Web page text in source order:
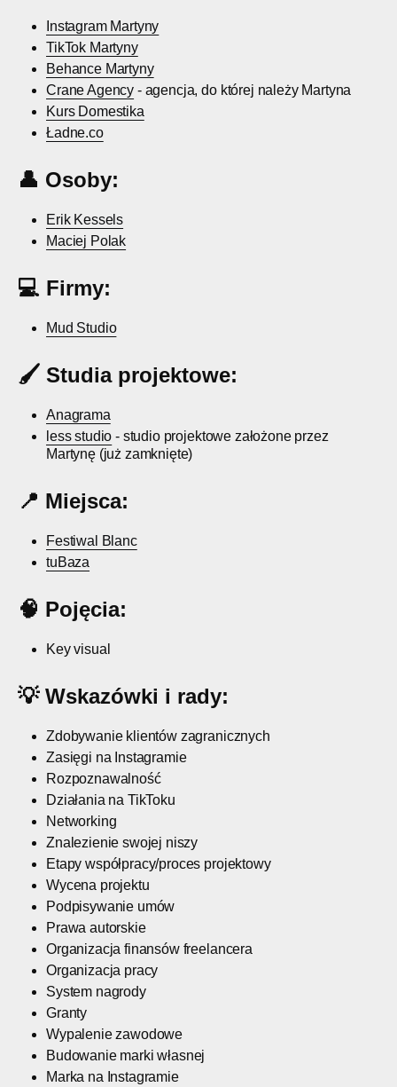
Instagram Martyny
TikTok Martyny
Behance Martyny
Crane Agency - agencja, do której należy Martyna
Kurs Domestika
Ładne.co
👤 Osoby:
Erik Kessels
Maciej Polak
💻 Firmy:
Mud Studio
🖌️ Studia projektowe:
Anagrama
less studio - studio projektowe założone przez
Martynę (już zamknięte)
📍 Miejsca:
Festiwal Blanc
tuBaza
🧠 Pojęcia:
Key visual
💡Wskazówki i rady:
Zdobywanie klientów zagranicznych
Zasięgi na Instagramie
Rozpoznawalność
Działania na TikToku
Networking
Znalezienie swojej niszy
Etapy współpracy/proces projektowy
Wycena projektu
Podpisywanie umów
Prawa autorskie
Organizacja finansów freelancera
Organizacja pracy
System nagrody
Granty
Wypalenie zawodowe
Budowanie marki własnej
Marka na Instagramie